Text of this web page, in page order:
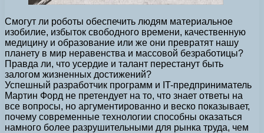
Смогут ли роботы обеспечить людям материальное
изобилие, избыток свободного времени, качественную
медицину и образование или же они превратят нашу
планету в мир неравенства и массовой безработицы?
Правда ли, что усердие и талант перестанут быть
залогом жизненных достижений?
Успешный разработчик программ и IT-предприниматель
Мартин Форд не претендует на то, что знает ответы на
все вопросы, но аргументированно и веско показывает,
почему современные технологии способны оказаться
намного более разрушительными для рынка труда, чем